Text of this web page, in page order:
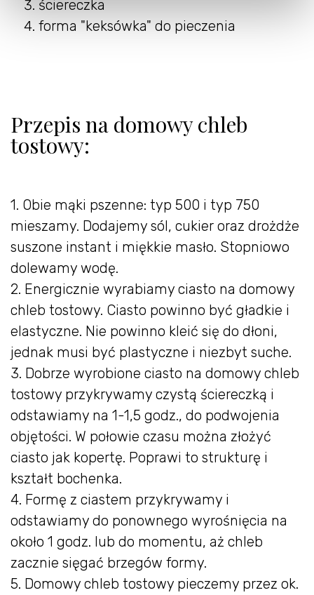
ściereczka
forma "keksówka" do pieczenia
Przepis na domowy chleb
tostowy:
1. Obie mąki pszenne: typ 500 i typ 750
mieszamy. Dodajemy sól, cukier oraz drożdże
suszone instant i miękkie masło. Stopniowo
dolewamy wodę.
2. Energicznie wyrabiamy ciasto na domowy
chleb tostowy. Ciasto powinno być gładkie i
elastyczne. Nie powinno kleić się do dłoni,
jednak musi być plastyczne i niezbyt suche.
3. Dobrze wyrobione ciasto na domowy chleb
tostowy przykrywamy czystą ściereczką i
odstawiamy na 1-1,5 godz., do podwojenia
objętości. W połowie czasu można złożyć
ciasto jak kopertę. Poprawi to strukturę i
kształt bochenka.
4. Formę z ciastem przykrywamy i
odstawiamy do ponownego wyrośnięcia na
około 1 godz. lub do momentu, aż chleb
zacznie sięgać brzegów formy.
5. Domowy chleb tostowy pieczemy przez ok.